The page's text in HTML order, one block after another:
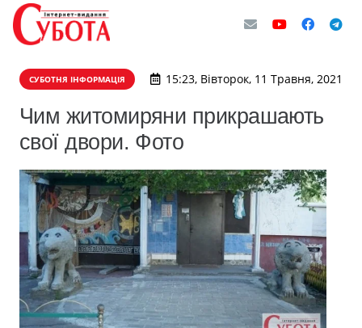
СУБОТНЯ ІНФОРМАЦІЯ 15:23, Вівторок, 11 Травня, 2021
Чим житомиряни прикрашають
свої двори. Фото